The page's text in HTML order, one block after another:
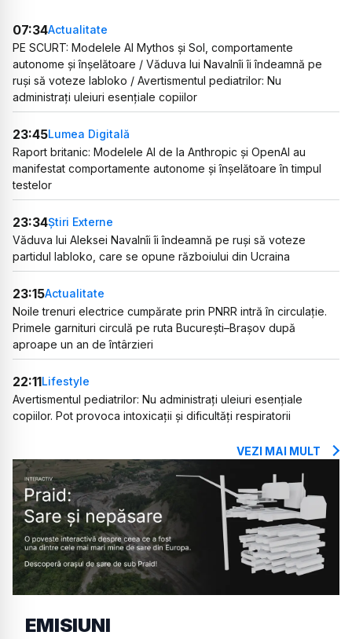
07:34Actualitate
PE SCURT: Modelele AI Mythos și Sol, comportamente
autonome și înșelătoare / Văduva lui Navalnîi îi îndeamnă pe
ruși să voteze Iabloko / Avertismentul pediatrilor: Nu
administrați uleiuri esențiale copiilor
23:45Lumea Digitală
Raport britanic: Modelele AI de la Anthropic și OpenAI au
manifestat comportamente autonome și înșelătoare în timpul
testelor
23:34Știri Externe
Văduva lui Aleksei Navalnîi îi îndeamnă pe ruși să voteze
partidul Iabloko, care se opune războiului din Ucraina
23:15Actualitate
Noile trenuri electrice cumpărate prin PNRR intră în circulație.
Primele garnituri circulă pe ruta București–Brașov după
aproape un an de întârzieri
22:11Lifestyle
Avertismentul pediatrilor: Nu administrați uleiuri esențiale
copiilor. Pot provoca intoxicații și dificultăți respiratorii
VEZI MAI MULT
EMISIUNI